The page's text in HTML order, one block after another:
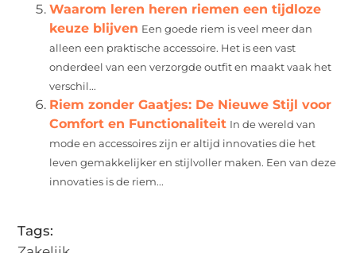
Waarom leren heren riemen een tijdloze
keuze blijven Een goede riem is veel meer dan
alleen een praktische accessoire. Het is een vast
onderdeel van een verzorgde outfit en maakt vaak het
verschil...
Riem zonder Gaatjes: De Nieuwe Stijl voor
Comfort en Functionaliteit In de wereld van
mode en accessoires zijn er altijd innovaties die het
leven gemakkelijker en stijlvoller maken. Een van deze
innovaties is de riem...
Tags: